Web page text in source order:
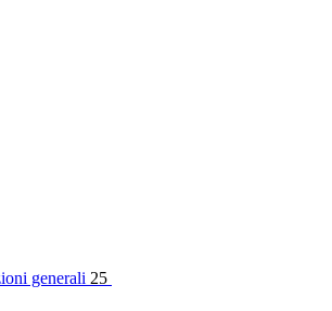
generali 25